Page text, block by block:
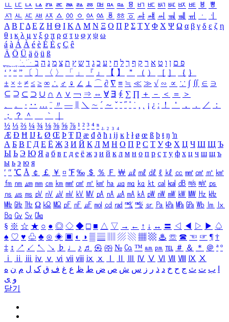
ㅥ ㅦ ㅧ ㅨ ㅩ ㅪ ㅫ ㅬ ㅭ ㅮ ㅯ ㅰ ㅱ ㅲ ㅳ ㅴ ㅵ ㅶ ㅷ ㅸ
ㅹ
ㅺ ㅻ ㅼ ㅽ ㅾ ㅿ ㆀ ㆁ ㆂ ㆃ ㆄ ㆅ ㆆ ㆇ ㆈ ㆉ ㆊ ㆋ ㆌ ㆍ
ㆎ
Α Β ΓΔ Ε Ζ Η Θ Ι ΚΛ Μ Ν Ξ Ο Π Ρ Σ ΤΥ Φ Χ Ψ Ω α β γ δ ε ζ η
θ ι κ λ μ ν ξ ο π ρ σ τ υ φ χ ψ ω
á à Á À é è É È ç Ç ê
Ä Ö Ü ä ö ü ß
ִֶֹ ֻּ ׁׂ פ ם ן ו ט א ר ק ף ך ל ח י ע כ ג ד ש ץ ת צ מ נ ה ב
‘ ’ “ ” 〔 〕 〈 〉 「 」 『 』 【 】 ＂ （ ） ［ ］ ｛ ｝
± × ÷ ≠ ≤ ≥ ∞ ∴ ♂ ♀ ∠ ⊥ ⌒ ∂ ∇ ≡ ≒ ≪ ≫ √ ∽ ∝ ∵ ∫ ∬ ∈ ∋
⊆ ⊇ ⊂ ⊃ ∪ ∩ ∧ ∨ ￢ ⇒ ⇔ ∀ ∃ ∮ ∑ ∏ ＋ － ＜ ＝
＞
、
。 · ‥ … ¨ 〃 ― ＼ ∼ ´ ～ ˇ ˘ ˝ ˚ ˙ ¸ ¡ ¿ ː ！ ＇ ， ． ／
：
；
？ ＾ ｀
½ ⅓ ⅔ ¼ ¾ ⅛ ⅜ ⅝ ⅞ ¹ ² ³ ⁴ ⁿ ₁ ₂ ₃ ₄
Æ Ð Ħ Ĳ Ł Ø Œ Þ Ŧ Ŋ æ đ ð ħ ı ĳ ĸ ŀ ł ø œ ß þ ŧ ŋ ŉ
А Б В Г Д Е Ё Ж З И Й К Л М Н О П Р С Т У Ф Х Ц Ч Ш Щ Ъ
Ы Ь Э Ю Я а б в г д е ё ж з и й к л м н о п р с т у ф х ц ч ш щ ъ
ы ь э ю я
′ ″ ℃ Å ￠ ￡ ￥ ¤ ℉ ‰ ＄ ％ Ｆ ￦ ㎕ ㎖ ㎗ ℓ ㎘ ㏄ ㎣ ㎤ ㎥ ㎦
㎙ ㎚ ㎛ ㎜ ㎝ ㎞ ㎟ ㎠ ㎡ ㎢ ㏊ ㎍ ㎎ ㎏ ㏏ ㎈ ㎉ ㏈ ㎧ ㎨ ㎰
㎱ ㎲ ㎳ ㎴ ㎵ ㎶ ㎷ ㎸ ㎹ ㎀ ㎁ ㎂ ㎃ ㎄ ㎺ ㎻ ㎽ ㎾ ㎿ ㎐ ㎑
㎒ ㎓ ㎔ Ω ㏀ ㏁ ㎊ ㎋ ㎌ ㏖ ㏅ ㎭ ㎮ ㎯ ㏛ ㎩ ㎪ ㎫ ㎬ ㏝ ㏐
㏓
㏃ ㏉ ㏜ ㏆
§ ※ ☆ ★ ○ ● ◎ ◇ ◆ □ ■ △ ▽ → ← ↑ ↓ ↔ 〓 ◁ ◀ ▷ ▶ ♤
♠ ♡ ♥ ♧ ♣ ⊙ ◈ ▣ ◐ ◑ ▒ ▤ ▨ ▧ ▦ ▩ ♨ ☏ ☎ ☜ ☞ ¶ †
‡ ↕ ↗ ↙ ↖ ↘ ♭ ♩ ♪ ♬ ㉿ ㈜ № ㏇ ™ ㏂ ㏘ ℡ ＃ ＆ ＊ ＠ ª º
ⅰ
ⅱ ⅲ ⅳ ⅴ ⅵ ⅶ ⅷ ⅸ ⅹ Ⅳ Ⅴ Ⅵ Ⅶ Ⅷ Ⅸ Ⅹ
ب ت ث ج ح خ د ذ ر ز س ش ص ض ط ظ ع غ ف ق ک ل م ن ه
و ی
닫기